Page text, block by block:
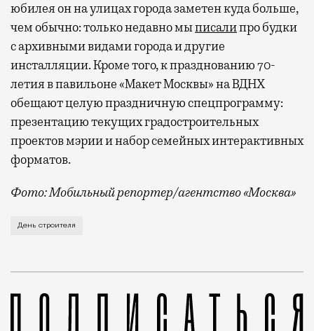
юбилея он на улицах города заметен куда больше,
чем обычно: только недавно мыписалипро будки
с архивными видами города и другие
инсталляции. Кроме того, к празднованию 70-
летия в павильоне «Макет Москвы» на ВДНХ
обещают целую праздничную спецпрограмму:
презентацию текущих градостроительных
проектов мэрии и набор семейных интерактивных
форматов.
Фото: Мобильный репортер/агентство «Москва»
Это каска в фирменных цветах департамента
День строителя